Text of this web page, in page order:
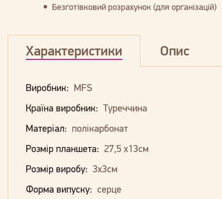
Безготівковий розрахунок (для організацій)
Характеристики Опис
Виробник: MFS
Країна виробник: Туреччина
Матеріал: полікарбонат
Розмір планшета: 27,5 х13см
Розмір виробу: 3х3см
Форма випуску: серце